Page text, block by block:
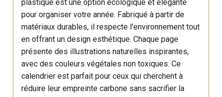
plastique est une option écologique et élégante
pour organiser votre année. Fabriqué à partir de
matériaux durables, il respecte l'environnement tout
en offrant un design esthétique. Chaque page
présente des illustrations naturelles inspirantes,
avec des couleurs végétales non toxiques. Ce
calendrier est parfait pour ceux qui cherchent à
réduire leur empreinte carbone sans sacrifier la